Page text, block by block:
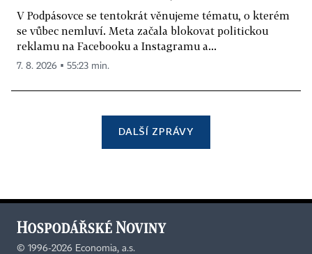
V Podpásovce se tentokrát věnujeme tématu, o kterém
se vůbec nemluví. Meta začala blokovat politickou
reklamu na Facebooku a Instagramu a...
7. 8. 2026 ▪ 55:23 min.
DALŠÍ ZPRÁVY
© 1996-2026 Economia, a.s.